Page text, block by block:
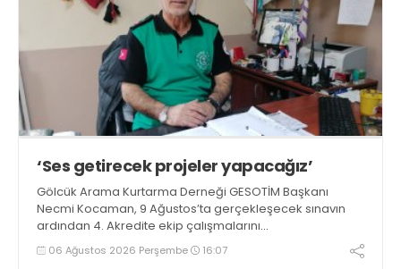
‘Ses getirecek projeler yapacağız’
Gölcük Arama Kurtarma Derneği GESOTİM Başkanı
Necmi Kocaman, 9 Ağustos’ta gerçekleşecek sınavın
ardından 4. Akredite ekip çalışmalarını
tamamlayacaklarını ifade ederek açıklamalarda
bulundu. Kocaman, “Gölcük’te ve Kocaeli genelinde ses
06 Ağustos 2026 Perşembe 16:07